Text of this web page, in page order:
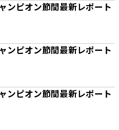
ンピオン節間最新レポート
ンピオン節間最新レポート
ンピオン節間最新レポート